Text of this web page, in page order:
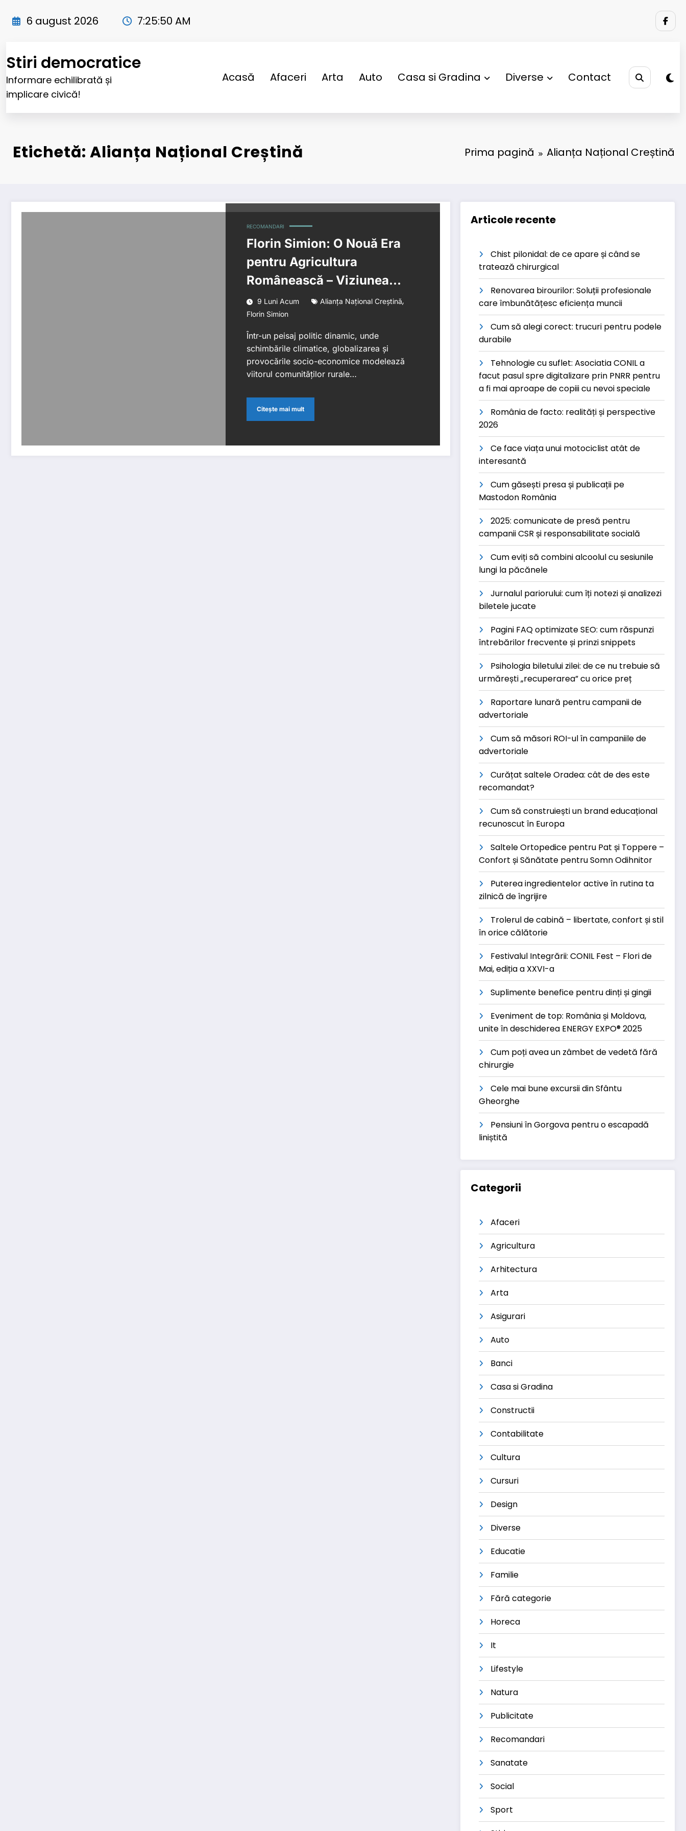
6 august 2026 7:25:51 AM
Stiri democratice
Informare echilibrată și
implicare civică!
Acasă Afaceri Arta Auto Casa si Gradina Diverse Contact
Etichetă: Alianța Național Creștină Prima pagină Alianța Național Creștină
RECOMANDARI
Florin Simion: O Nouă Era
pentru Agricultura
Românească – Viziunea
Alianței Național Creștine
9 Luni Acum Alianța Național Creștină,
Florin Simion
Într-un peisaj politic dinamic, unde
schimbările climatice, globalizarea și
provocările socio-economice modelează
viitorul comunităților rurale…
Citește mai mult
Articole recente
Chist pilonidal: de ce apare și când se
tratează chirurgical
Renovarea birourilor: Soluții profesionale
care îmbunătățesc eficiența muncii
Cum să alegi corect: trucuri pentru podele
durabile
Tehnologie cu suflet: Asociatia CONIL a
facut pasul spre digitalizare prin PNRR pentru
a fi mai aproape de copiii cu nevoi speciale
România de facto: realități și perspective
2026
Ce face viața unui motociclist atât de
interesantă
Cum găsești presa și publicații pe
Mastodon România
2025: comunicate de presă pentru
campanii CSR și responsabilitate socială
Cum eviți să combini alcoolul cu sesiunile
lungi la păcănele
Jurnalul pariorului: cum îți notezi și analizezi
biletele jucate
Pagini FAQ optimizate SEO: cum răspunzi
întrebărilor frecvente și prinzi snippets
Psihologia biletului zilei: de ce nu trebuie să
urmărești „recuperarea” cu orice preț
Raportare lunară pentru campanii de
advertoriale
Cum să măsori ROI-ul în campaniile de
advertoriale
Curățat saltele Oradea: cât de des este
recomandat?
Cum să construiești un brand educațional
recunoscut în Europa
Saltele Ortopedice pentru Pat și Toppere –
Confort și Sănătate pentru Somn Odihnitor
Puterea ingredientelor active în rutina ta
zilnică de îngrijire
Trolerul de cabină – libertate, confort și stil
în orice călătorie
Festivalul Integrării: CONIL Fest – Flori de
Mai, ediția a XXVI-a
Suplimente benefice pentru dinți și gingii
Eveniment de top: România și Moldova,
unite în deschiderea ENERGY EXPO® 2025
Cum poți avea un zâmbet de vedetă fără
chirurgie
Cele mai bune excursii din Sfântu
Gheorghe
Pensiuni în Gorgova pentru o escapadă
liniștită
Categorii
Afaceri
Agricultura
Arhitectura
Arta
Asigurari
Auto
Banci
Casa si Gradina
Constructii
Contabilitate
Cultura
Cursuri
Design
Diverse
Educatie
Familie
Fără categorie
Horeca
It
Lifestyle
Natura
Publicitate
Recomandari
Sanatate
Social
Sport